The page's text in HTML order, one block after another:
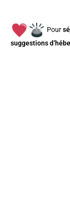
Pour
suggestions